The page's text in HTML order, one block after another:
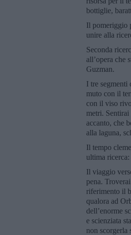
bottiglie,
Il pomeriggio
unire alla
Seconda
all’opera che
Guzman.
I tre segmenti
muto con il
con il viso
metri.
accanto, che
alla laguna,
Il tempo
ultima
Il viaggio
pena.
riferimento il
qualora ad
dell’enorme
e scienziata
non scorgerla